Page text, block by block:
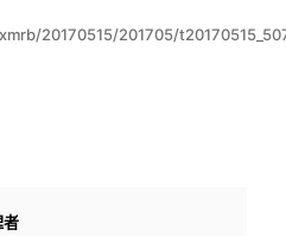
20170515/201705/
者